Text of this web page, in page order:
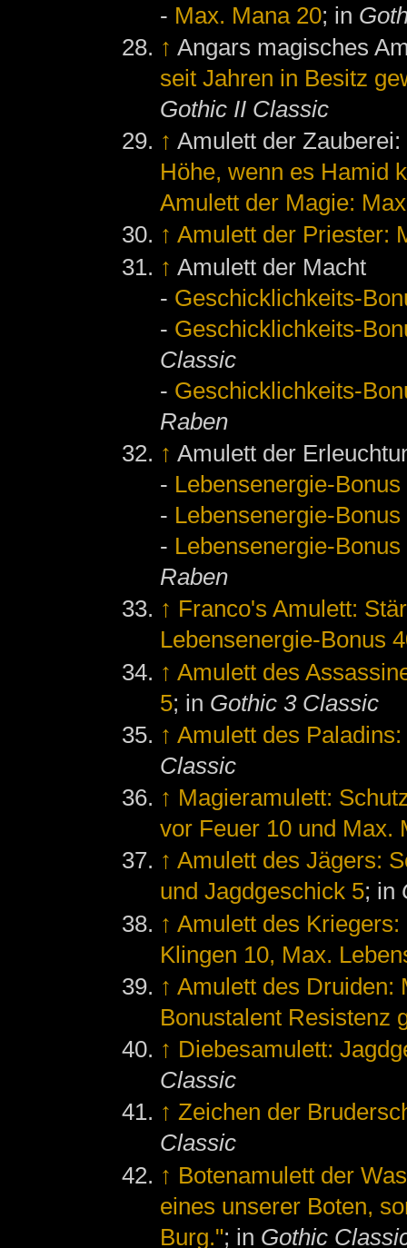
- Max. Mana 20; in
↑ Angars magisches
seit Jahren in Besitz
Gothic II Classic
↑ Amulett der Zauberei:
Höhe, wenn es Hamid
Amulett der Magie:
↑ Amulett der Priester:
↑ Amulett der Macht
- Geschicklichkeits-
- Geschicklichkeits-
Classic
- Geschicklichkeits-
Raben
↑ Amulett der
- Lebensenergie-
- Lebensenergie-
- Lebensenergie-
Raben
↑ Franco's Amulett:
Lebensenergie-Bonus
↑ Amulett des
5; in Gothic 3 Classic
↑ Amulett des
Classic
↑ Magieramulett:
vor Feuer 10 und Max.
↑ Amulett des Jägers:
und Jagdgeschick 5; in
↑ Amulett des
Klingen 10, Max.
↑ Amulett des Druiden:
Bonustalent Resistenz
↑ Diebesamulett:
Classic
↑ Zeichen der
Classic
↑ Botenamulett der
eines unserer Boten,
Burg."; in Gothic